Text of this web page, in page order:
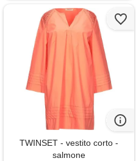
TWINSET - vestito corto -
salmone